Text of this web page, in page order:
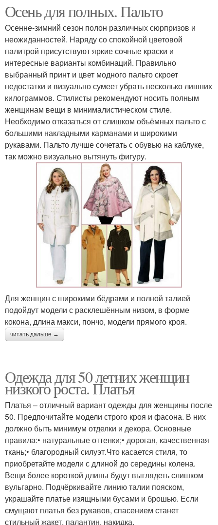
Осень для полных. Пальто
Осенне-зимний сезон полон различных сюрпризов и
неожиданностей. Наряду со спокойной цветовой
палитрой присутствуют яркие сочные краски и
интересные варианты комбинаций. Правильно
выбранный принт и цвет модного пальто скроет
недостатки и визуально сумеет убрать несколько лишних
килограммов. Стилисты рекомендуют носить полным
женщинам вещи в минималистическом стиле.
Необходимо отказаться от слишком объёмных пальто с
большими накладными карманами и широкими
рукавами. Пальто лучше сочетать с обувью на каблуке,
так можно визуально вытянуть фигуру.
Для женщин с широкими бёдрами и полной талией
подойдут модели с расклешённым низом, в форме
кокона, длина макси, пончо, модели прямого кроя.
читать дальше →
Одежда для 50 летних женщин
низкого роста. Платья
Платья – отличный вариант одежды для женщины после
50. Предпочитайте модели строго кроя и фасона. В них
должно быть минимум отделки и декора. Основные
правила:• натуральные оттенки;• дорогая, качественная
ткань;• благородный силуэт.Что касается стиля, то
приобретайте модели с длиной до середины колена.
Вещи более короткой длины будут выглядеть слишком
вульгарно. Подчёркивайте линию талии пояском,
украшайте платье изящными бусами и брошью. Если
смущают платья без рукавов, спасением станет
стильный жакет, палантин, накидка.